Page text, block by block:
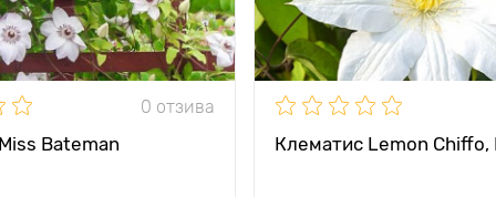
0 отзива
Bateman
на
-30°С
Клематис Lemon Chiffo,
Разстояние между
растенията
Местоположение
Устойчивост на